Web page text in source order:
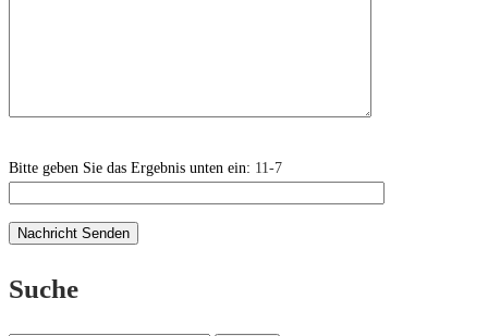
Bitte geben Sie das Ergebnis unten ein: 11-7
Suche